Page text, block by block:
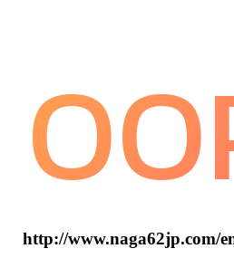
http://www.naga62jp.com/